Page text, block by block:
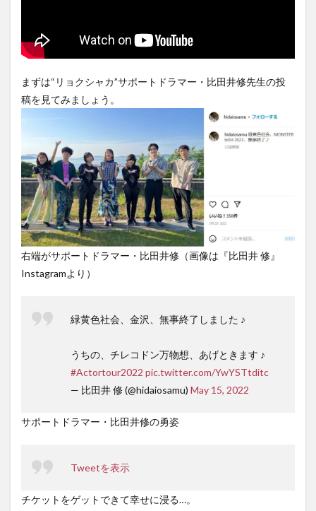
まずは“リョクシャカ”サポートドラマー・比田井修先生の投
稿を見てみましょう。
右端がサポートドラマー・比田井修（画像は『比田井 修』
Instagramより）
緑黄色社会、金沢、無事終了しました ♪
うちの、チレコドン万物想、あげときます ♪
#Actortour2022 pic.twitter.com/YwYSTtditc
— 比田井 修 (@hidaiosamu) May 15, 2022
サポートドラマー・比田井修の勇姿
Tweetを表示
チケットをゲットできて幸せに浸る…。